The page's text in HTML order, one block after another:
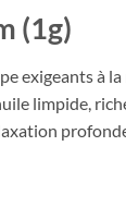
(1g)
exigeants à
limpide,